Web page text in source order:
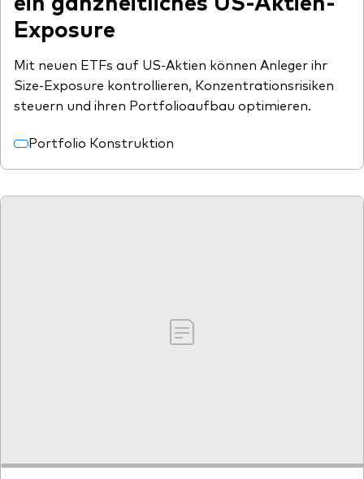
Exposure
Mit neuen ETFs auf US-Aktien können Anleger ihr
Size-Exposure kontrollieren, Konzentrationsrisiken
steuern und ihren Portfolioaufbau optimieren.
Portfolio Konstruktion